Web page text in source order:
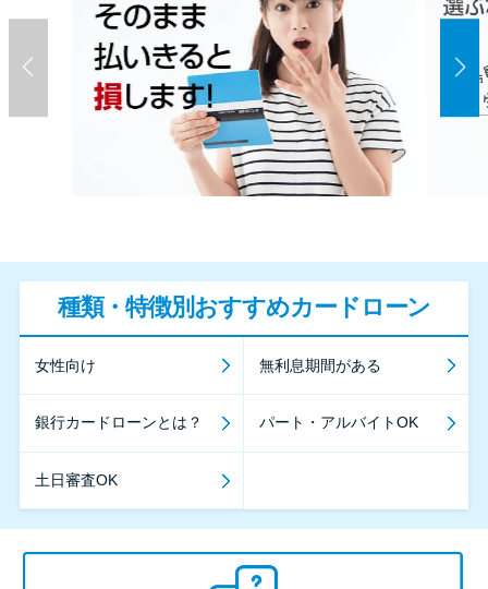
種類・特徴別おすすめカードローン
女性向け 無利息期間がある
銀行カードローンとは？ パート・アルバイトOK
土日審査OK